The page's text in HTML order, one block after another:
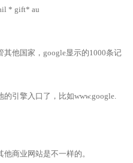
* gift* au
他国家， google显示的1000条记
的引擎入口了，比如www.google.
商业网站是不一样的。